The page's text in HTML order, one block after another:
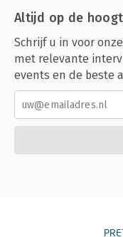
Altijd op de
Schrijf u in voor
met relevante
events en de beste